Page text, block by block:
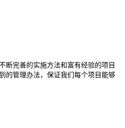
断完善的实施方法和富有经验的项目
的管理办法，保证我们每个项目能够